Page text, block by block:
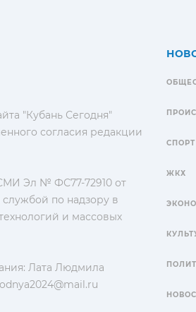
"Кубань Сегодня"
согласия редакции
Эл № ФС77-72910 от
по надзору в
и массовых
Лата Людмила
СПОРТ
ЖКХ